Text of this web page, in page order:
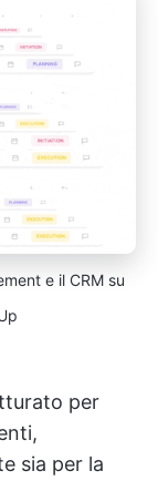
e il CRM su
per
sia per la